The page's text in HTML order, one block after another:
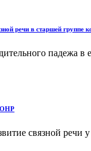
речи в старшей
падежа
ОНР
связной речи